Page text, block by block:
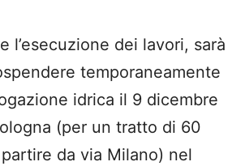
l’esecuzione dei lavori, sarà
temporaneamente
idrica il 9 dicembre
(per un tratto di 60
da via Milano) nel